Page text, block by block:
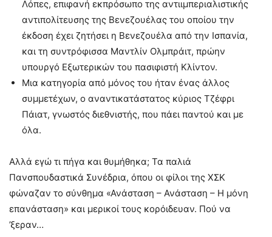
Λόπες, επιφανή εκπρόσωπο της αντιιμπεριαλιστικής
αντιπολίτευσης της Βενεζουέλας του οποίου την
έκδοση έχει ζητήσει η Βενεζουέλα από την Ισπανία,
και τη συντρόφισσα Μαντλίν Ολμπράιτ, πρώην
υπουργό Εξωτερικών του πασιφιστή Κλίντον.
Μια κατηγορία από μόνος του ήταν ένας άλλος
συμμετέχων, ο αναντικατάστατος κύριος Τζέφρι
Πάιατ, γνωστός διεθνιστής, που πάει παντού και με
όλα.
Αλλά εγώ τι πήγα και θυμήθηκα; Τα παλιά
Πανσπουδαστικά Συνέδρια, όπου οι φίλοι της ΧΣΚ
φώναζαν το σύνθημα «Ανάσταση – Ανάσταση – Η μόνη
επανάσταση» και μερικοί τους κορόιδευαν. Πού να
’ξεραν…